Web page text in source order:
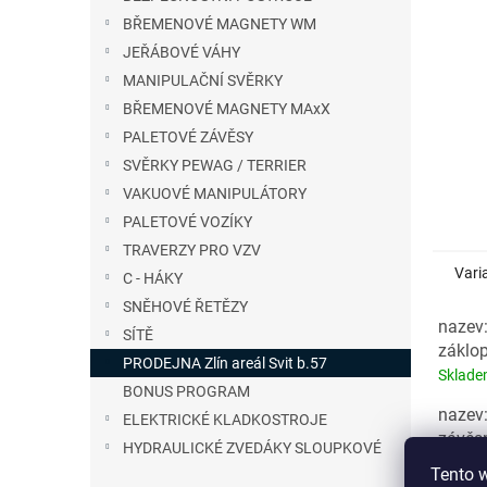
Tento
BŘEMENOVÉ MAGNETY WM
JEŘÁBOVÉ VÁHY
MANIPULAČNÍ SVĚRKY
BŘEMENOVÉ MAGNETY MAxX
PALETOVÉ ZÁVĚSY
SVĚRKY PEWAG / TERRIER
VAKUOVÉ MANIPULÁTORY
PALETOVÉ VOZÍKY
TRAVERZY PRO VZV
C - HÁKY
SNĚHOVÉ ŘETĚZY
SÍTĚ
PRODEJNA Zlín areál Svit b.57
BONUS PROGRAM
ELEKTRICKÉ KLADKOSTROJE
HYDRAULICKÉ ZVEDÁKY SLOUPKOVÉ